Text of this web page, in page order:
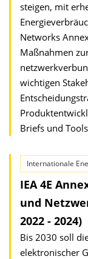
steigen, mit
Networks
Maßnahmen
wichtigen
Briefs und
Internationale
IEA 4E
und
2022 - 2024)
Bis 2030 soll
elektronischer